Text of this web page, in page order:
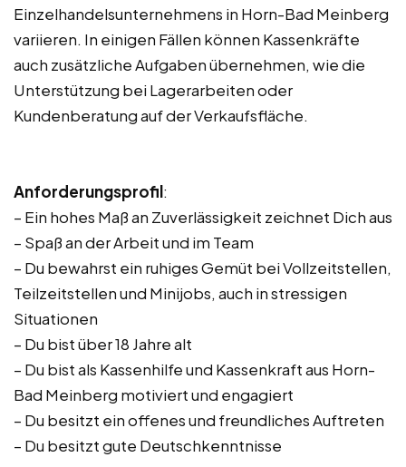
Einzelhandelsunternehmens in Horn-Bad Meinberg
variieren. In einigen Fällen können Kassenkräfte
auch zusätzliche Aufgaben übernehmen, wie die
Unterstützung bei Lagerarbeiten oder
Kundenberatung auf der Verkaufsfläche.
Anforderungsprofil:
– Ein hohes Maß an Zuverlässigkeit zeichnet Dich aus
– Spaß an der Arbeit und im Team
– Du bewahrst ein ruhiges Gemüt bei Vollzeitstellen,
Teilzeitstellen und Minijobs, auch in stressigen
Situationen
– Du bist über 18 Jahre alt
– Du bist als Kassenhilfe und Kassenkraft aus Horn-
Bad Meinberg motiviert und engagiert
– Du besitzt ein offenes und freundliches Auftreten
– Du besitzt gute Deutschkenntnisse